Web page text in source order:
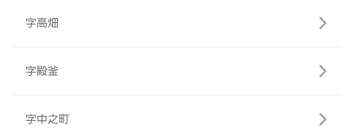
字高畑
字殿釜
字中之町